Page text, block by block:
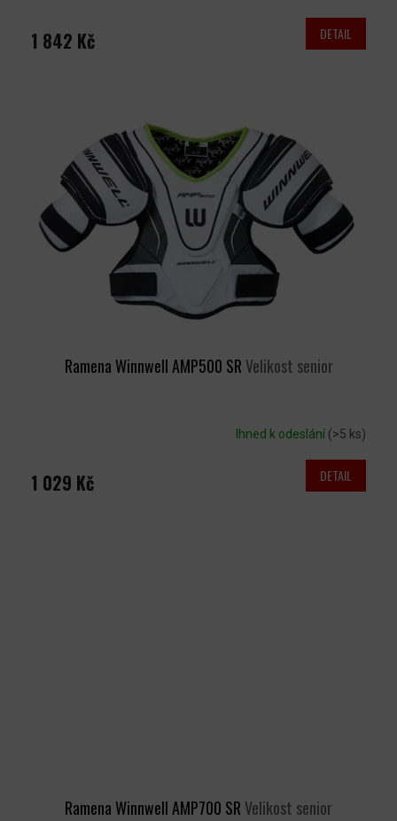
1 842 Kč DETAIL
Ramena Winnwell AMP500 SR Velikost senior
Ihned k odeslání (>5 ks)
1 029 Kč DETAIL
Ramena Winnwell AMP700 SR Velikost senior